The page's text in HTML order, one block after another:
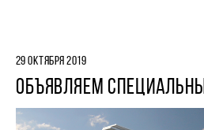
29 ОКТЯБРЯ 2019
ОБЪЯВЛЯЕМ